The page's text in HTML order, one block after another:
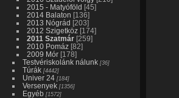
2015 - Matyóföld [45]
2014 Balaton [136]
2013 Nógrád [203]
2012 Szigetköz [174]
2011 Szatmár [259]
2010 Pomáz [82]
2009 Mór [178]
Testvériskolánk nálunk [36]
Túrák [4442]
Univer 24 [184]
Versenyek [1356]
Egyéb [1572]